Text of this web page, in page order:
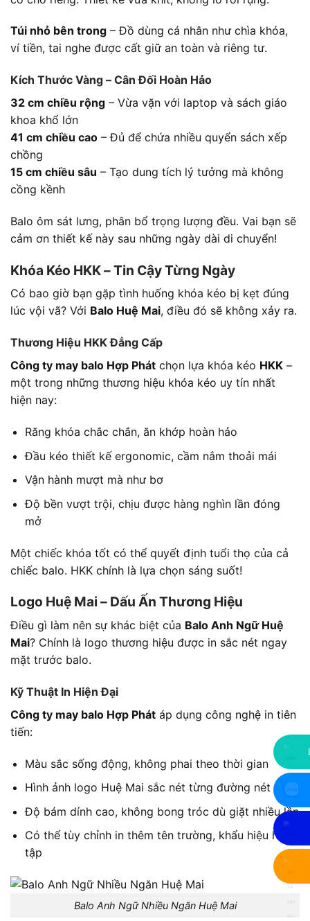
Túi nhỏ bên trong – Đồ dùng cá nhân như chìa khóa,
ví tiền, tai nghe được cất giữ an toàn và riêng tư.
Kích Thước Vàng – Cân Đối Hoàn Hảo
32 cm chiều rộng – Vừa vặn với laptop và sách giáo
khoa khổ lớn
41 cm chiều cao – Đủ để chứa nhiều quyển sách xếp
chồng
15 cm chiều sâu – Tạo dung tích lý tưởng mà không
cồng kềnh
Balo ôm sát lưng, phân bổ trọng lượng đều. Vai bạn sẽ
cảm ơn thiết kế này sau những ngày dài di chuyển!
Khóa Kéo HKK – Tin Cậy Từng Ngày
Có bao giờ bạn gặp tình huống khóa kéo bị kẹt đúng
lúc vội vã? Với Balo Huệ Mai, điều đó sẽ không xảy ra.
Thương Hiệu HKK Đẳng Cấp
Công ty may balo Hợp Phát chọn lựa khóa kéo HKK –
một trong những thương hiệu khóa kéo uy tín nhất
hiện nay:
Răng khóa chắc chắn, ăn khớp hoàn hảo
Đầu kéo thiết kế ergonomic, cầm nắm thoải mái
Vận hành mượt mà như bơ
Độ bền vượt trội, chịu được hàng nghìn lần đóng
mở
Một chiếc khóa tốt có thể quyết định tuổi thọ của cả
chiếc balo. HKK chính là lựa chọn sáng suốt!
Logo Huệ Mai – Dấu Ấn Thương Hiệu
Điều gì làm nên sự khác biệt của Balo Anh Ngữ Huệ
Mai? Chính là logo thương hiệu được in sắc nét ngay
mặt trước balo.
Kỹ Thuật In Hiện Đại
Công ty may balo Hợp Phát áp dụng công nghệ in tiên
tiến:
Màu sắc sống động, không phai theo thời gian
Hình ảnh logo Huệ Mai sắc nét từng đường nét
Độ bám dính cao, không bong tróc dù giặt nhiều lần
Có thể tùy chỉnh in thêm tên trường, khẩu hiệu học
tập
Balo Anh Ngữ Nhiều Ngăn Huệ Mai